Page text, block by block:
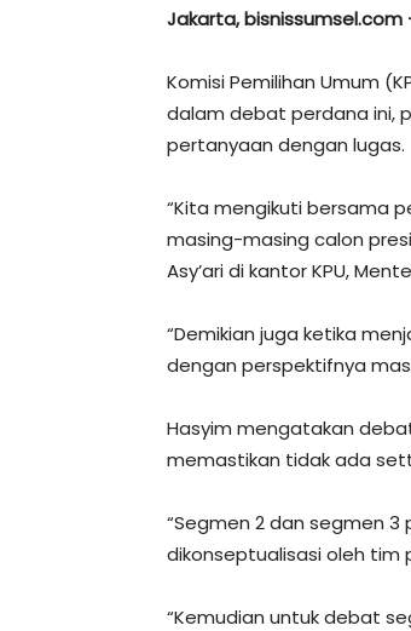
Jakarta, bisnissumsel.com
Komisi Pemilihan Umum
dalam debat perdana ini,
pertanyaan dengan lugas.
“Kita mengikuti bersama
masing-masing calon
Asy’ari di kantor KPU,
“Demikian juga ketika
dengan perspektifnya
Hasyim mengatakan
memastikan tidak ada
“Segmen 2 dan segmen
dikonseptualisasi oleh tim
“Kemudian untuk debat